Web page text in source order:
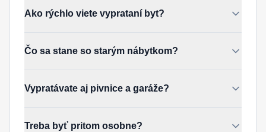
Ako rýchlo viete vyprataní byt?
Čo sa stane so starým nábytkom?
Vypratávate aj pivnice a garáže?
Treba byť pritom osobne?